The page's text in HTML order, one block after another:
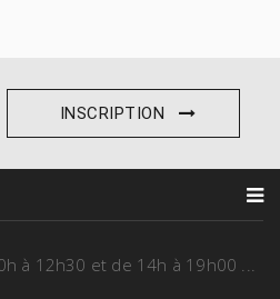
INSCRIPTION
à 12h30 et de 14h à 19h00